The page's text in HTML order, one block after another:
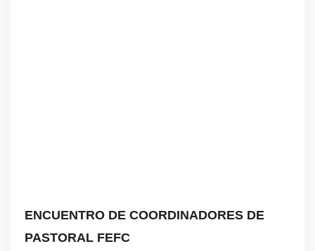
ENCUENTRO DE COORDINADORES DE
PASTORAL FEFC